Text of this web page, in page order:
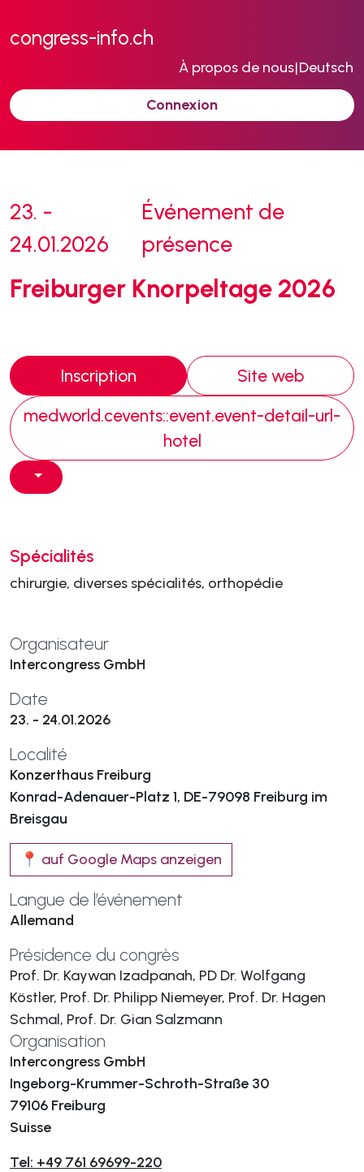
congress-info.ch
À propos de nous|Deutsch
Connexion
23. -
24.01.2026
Événement de
présence
Freiburger Knorpeltage 2026
Inscription
Site web
medworld.cevents::event.event-detail-url-
hotel
Spécialités
chirurgie, diverses spécialités, orthopédie
Organisateur
Intercongress GmbH
Date
23. - 24.01.2026
Localité
Konzerthaus Freiburg
Konrad-Adenauer-Platz 1, DE-79098 Freiburg im
Breisgau
📍 auf Google Maps anzeigen
Langue de l’événement
Allemand
Présidence du congrès
Prof. Dr. Kaywan Izadpanah, PD Dr. Wolfgang
Köstler, Prof. Dr. Philipp Niemeyer, Prof. Dr. Hagen
Schmal, Prof. Dr. Gian Salzmann
Organisation
Intercongress GmbH
Ingeborg-Krummer-Schroth-Straße 30
79106 Freiburg
Suisse
Tel: +49 761 69699-220